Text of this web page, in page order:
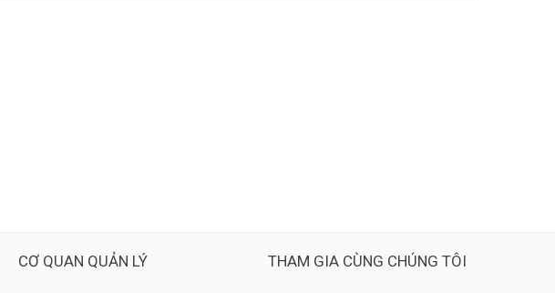
CƠ QUAN QUẢN LÝ THAM GIA CÙNG CHÚNG TÔI